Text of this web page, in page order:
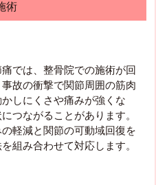
術
では、整骨院での施術が回
故の衝撃で関節周囲の筋肉
しにくさや痛みが強くな
つながることがあります。
軽減と関節の可動域回復を
組み合わせて対応します。